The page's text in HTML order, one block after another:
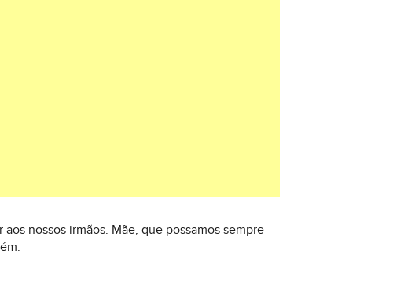
nossos irmãos. Mãe, que possamos sempre